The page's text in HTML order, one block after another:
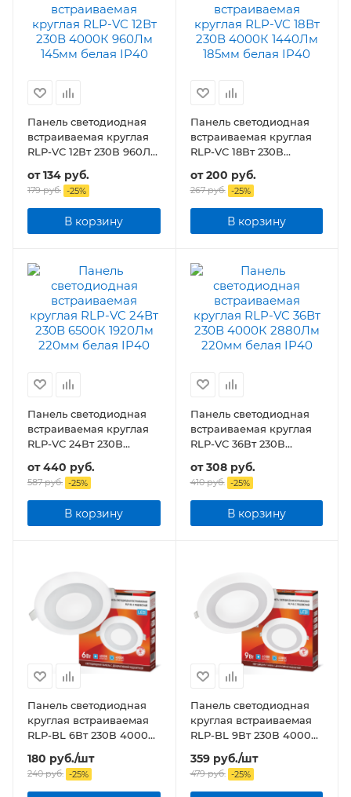
Панель светодиодная
встраиваемая круглая
RLP-VC 12Вт 230В 960Лм
от134 руб.
179 руб. -25%
В корзину
Панель светодиодная
встраиваемая круглая
RLP-VC 18Вт 230В
IP40
от200 руб.
267 руб. -25%
В корзину
Панель светодиодная
встраиваемая круглая
RLP-VC 24Вт 230В
IP40
от440 руб.
587 руб. -25%
В корзину
Панель светодиодная
встраиваемая круглая
RLP-VC 36Вт 230В
IP40
от308 руб.
410 руб. -25%
В корзину
Панель светодиодная
круглая встраиваемая
RLP-BL 6Вт 230В 4000К
350Лм 105мм с
подсветкой белая IP20
180 руб./шт
240руб. -25%
Панель светодиодная
круглая встраиваемая
RLP-BL 9Вт 230В 4000К
540Лм 145мм с
подсветкой белая IP20
359руб./шт
479руб. -25%